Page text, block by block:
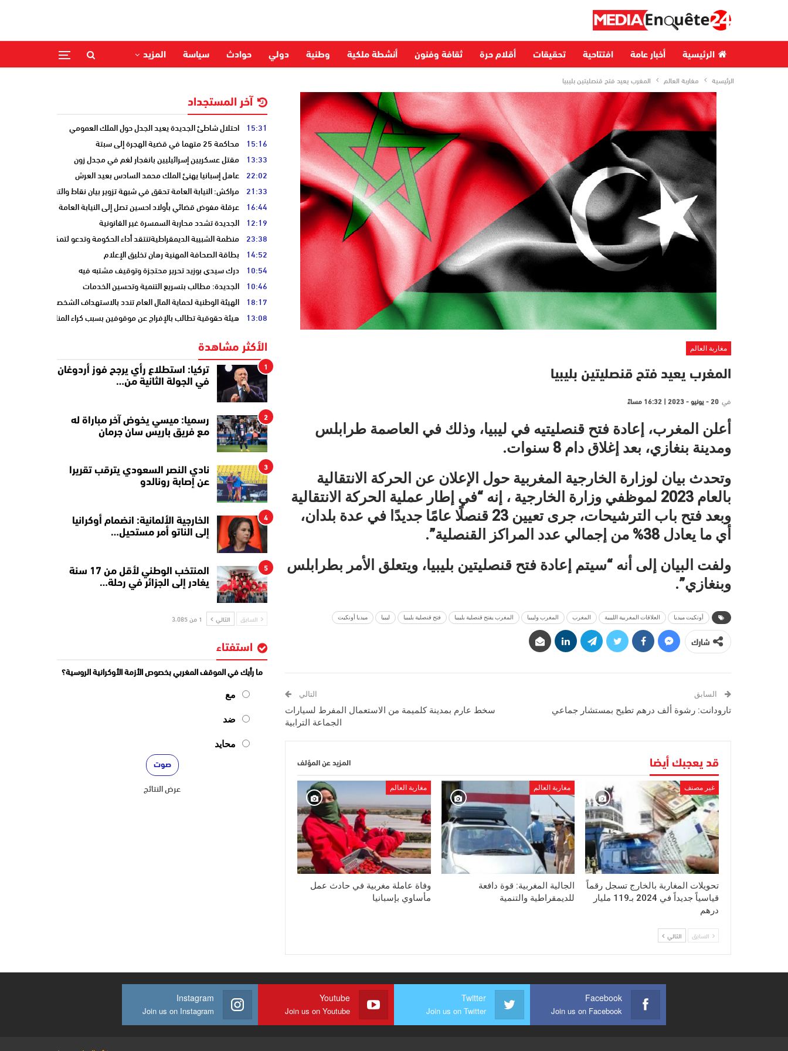
الرئيسية أخبار عامة افتتاحية تحقيقات أقلام حرة ثقافة وفنون أنشطة ملكية وطنية دولي حوادث سياسة المزيد
الرئيسية مغاربة العالم المغرب يعيد فتح قنصليتين بليبيا
مغاربة العالم
المغرب يعيد فتح قنصليتين بليبيا
في 20 - يونيو - 2023 | 16:32 مساءً
أعلن المغرب، إعادة فتح قنصليتيه في ليبيا، وذلك في العاصمة طرابلس
ومدينة بنغازي، بعد إغلاق دام 8 سنوات.
وتحدث بيان لوزارة الخارجية المغربية حول الإعلان عن الحركة الانتقالية
بالعام 2023 لموظفي وزارة الخارجية ، إنه “في إطار عملية الحركة الانتقالية
وبعد فتح باب الترشيحات، جرى تعيين 23 قنصلًا عامًا جديدًا في عدة بلدان،
أي ما يعادل 38% من إجمالي عدد المراكز القنصلية”.
ولفت البيان إلى أنه “سيتم إعادة فتح قنصليتين بليبيا، ويتعلق الأمر بطرابلس
وبنغازي”.
أونكيت ميديا العلاقات المغربية الليبية المغرب المغرب وليبيا المغرب يفتح قنصلية بليبيا فتح قنصلية بليبيا ليبيا ميديا أونكيت
شارك
السابق
تارودانت: رشوة ألف درهم تطيح بمستشار جماعي
التالي
سخط عارم بمدينة كلميمة من الاستعمال المفرط لسيارات
الجماعة الترابية
قد يعجبك أيضا المزيد عن المؤلف
غير مصنف
تحويلات المغاربة بالخارج تسجل رقماً
قياسياً جديداً في 2024 بـ119 مليار
درهم
مغاربة العالم
الجالية المغربية: قوة دافعة
للديمقراطية والتنمية
مغاربة العالم
وفاة عاملة مغربية في حادث عمل
مأساوي بإسبانيا
السابق التالي
آخر المستجداد
15:31 احتلال شاطئ الجديدة يعيد الجدل حول الملك العمومي
15:16 محاكمة 25 متهما في قضية الهجرة إلى سبتة
13:33 مقتل عسكريين إسرائيليين بانفجار لغم في مجدل زون
22:02 عاهل إسبانيا يهنئ الملك محمد السادس بعيد العرش
21:33 مراكش: النيابة العامة تحقق في شبهة تزوير بيان نقاط والتشهير بطالب
16:44 عرقلة مفوض قضائي بأولاد احسين تصل إلى النيابة العامة
12:19 الجديدة تشدد محاربة السمسرة غير القانونية
23:38 منظمة الشبيبة الديمقراطيةتنتقد أداء الحكومة وتدعو لتمكين الشباب
14:52 بطاقة الصحافة المهنية رهان تخليق الإعلام
10:54 درك سيدي بوزيد تحرير محتجزة وتوقيف مشتبه فيه
10:46 الجديدة: مطالب بتسريع التنمية وتحسين الخدمات
18:17 الهيئة الوطنية لحماية المال العام تندد بالاستهداف الشخصي
13:08 هيئة حقوقية تطالب بالإفراج عن موقوفين بسبب كراء المنازل المفروشة
الأكثر مشاهدة
1
تركيا: استطلاع رأي يرجح فوز أردوغان
في الجولة الثانية من…
2
رسميا: ميسي يخوض آخر مباراة له
مع فريق باريس سان جرمان
3
نادي النصر السعودي يترقب تقريرا
عن إصابة رونالدو
4
الخارجية الألمانية: انضمام أوكرانيا
إلى الناتو أمر مستحيل…
5
المنتخب الوطني لأقل من 17 سنة
يغادر إلى الجزائر في رحلة…
السابق التالي 1 من 3٬085
استفتاء
ما رأيك في الموقف المغربي بخصوص الأزمة الأوكرانية الروسية؟
مع
ضد
محايد
عرض النتائج
Facebook
Join us on Facebook
Twitter
Join us on Twitter
Youtube
Join us on Youtube
Instagram
Join us on Instagram